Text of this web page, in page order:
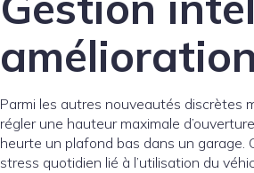
Parmi les autres nouveautés discrètes
régler une hauteur maximale
heurte un plafond bas dans un
stress quotidien lié à l’utilisation du